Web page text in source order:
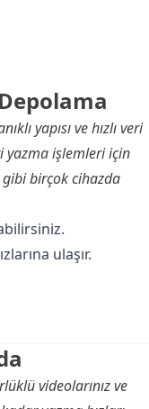
yapısı ve hızlı veri
yazma işlemleri için
gibi birçok cihazda
ulaşır.
videolarınız ve